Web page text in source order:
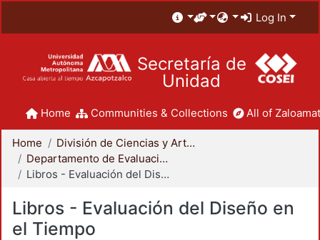
Log In
Secretaría de
Unidad
Home Communities & Collections All of
Home
División de Ciencias y Artes para el Diseño
Departamento de Evaluación del Diseño en el Tiempo
Libros - Evaluación del Diseño en el Tiempo
Libros - Evaluación del Diseño en
el Tiempo